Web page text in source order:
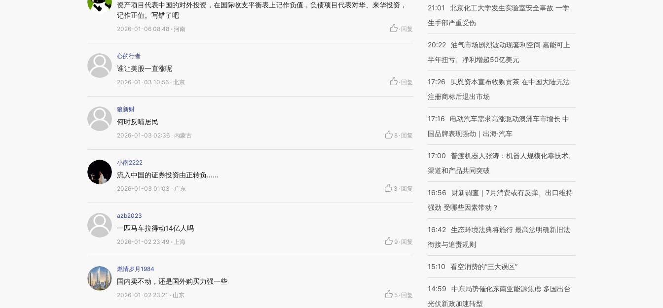
资产项目代表中国的对外投资，在国际收支平衡表上记作负值，负债项目代表对华、来华投资，
记作正值。写错了吧
2026-01-06 08:48 · 河南 · 回复
心的行者
谁让美股一直涨呢
2026-01-03 10:56 · 北京 · 回复
狼新财
何时反哺居民
2026-01-03 02:36 · 内蒙古 8 · 回复
小南2222
流入中国的证券投资由正转负……
2026-01-03 01:03 · 广东 3 · 回复
azb2023
一匹马车拉得动14亿人吗
2026-01-02 23:49 · 上海 9 · 回复
燃情岁月1984
国内卖不动，还是国外购买力强一些
2026-01-02 23:21 · 山东 5 · 回复
21:01
北京化工大学发生实验室安全事故 一学
生手部严重受伤
20:22 油气市场剧烈波动现套利空间 嘉能可上
半年扭亏、净利增超50亿美元
17:26
贝恩资本宣布收购贡茶 在中国大陆无法
注册商标后退出市场
17:16
电动汽车需求高涨驱动澳洲车市增长 中
国品牌表现强劲｜出海·汽车
17:00
普渡机器人张涛：机器人规模化靠技术、
渠道和产品共同突破
16:56
财新调查｜7月消费或有反弹、出口维持
强劲 受哪些因素带动？
16:42 生态环境法典将施行 最高法明确新旧法
衔接与追责规则
15:10 看空消费的“三大误区”
14:59
中东局势催化东南亚能源焦虑 多国出台
光伏新政加速转型